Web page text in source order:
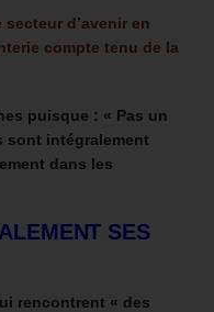
d’avenir en
compte tenu de la
puisque : « Pas un
sont intégralement
dans les
SES
rencontrent « des